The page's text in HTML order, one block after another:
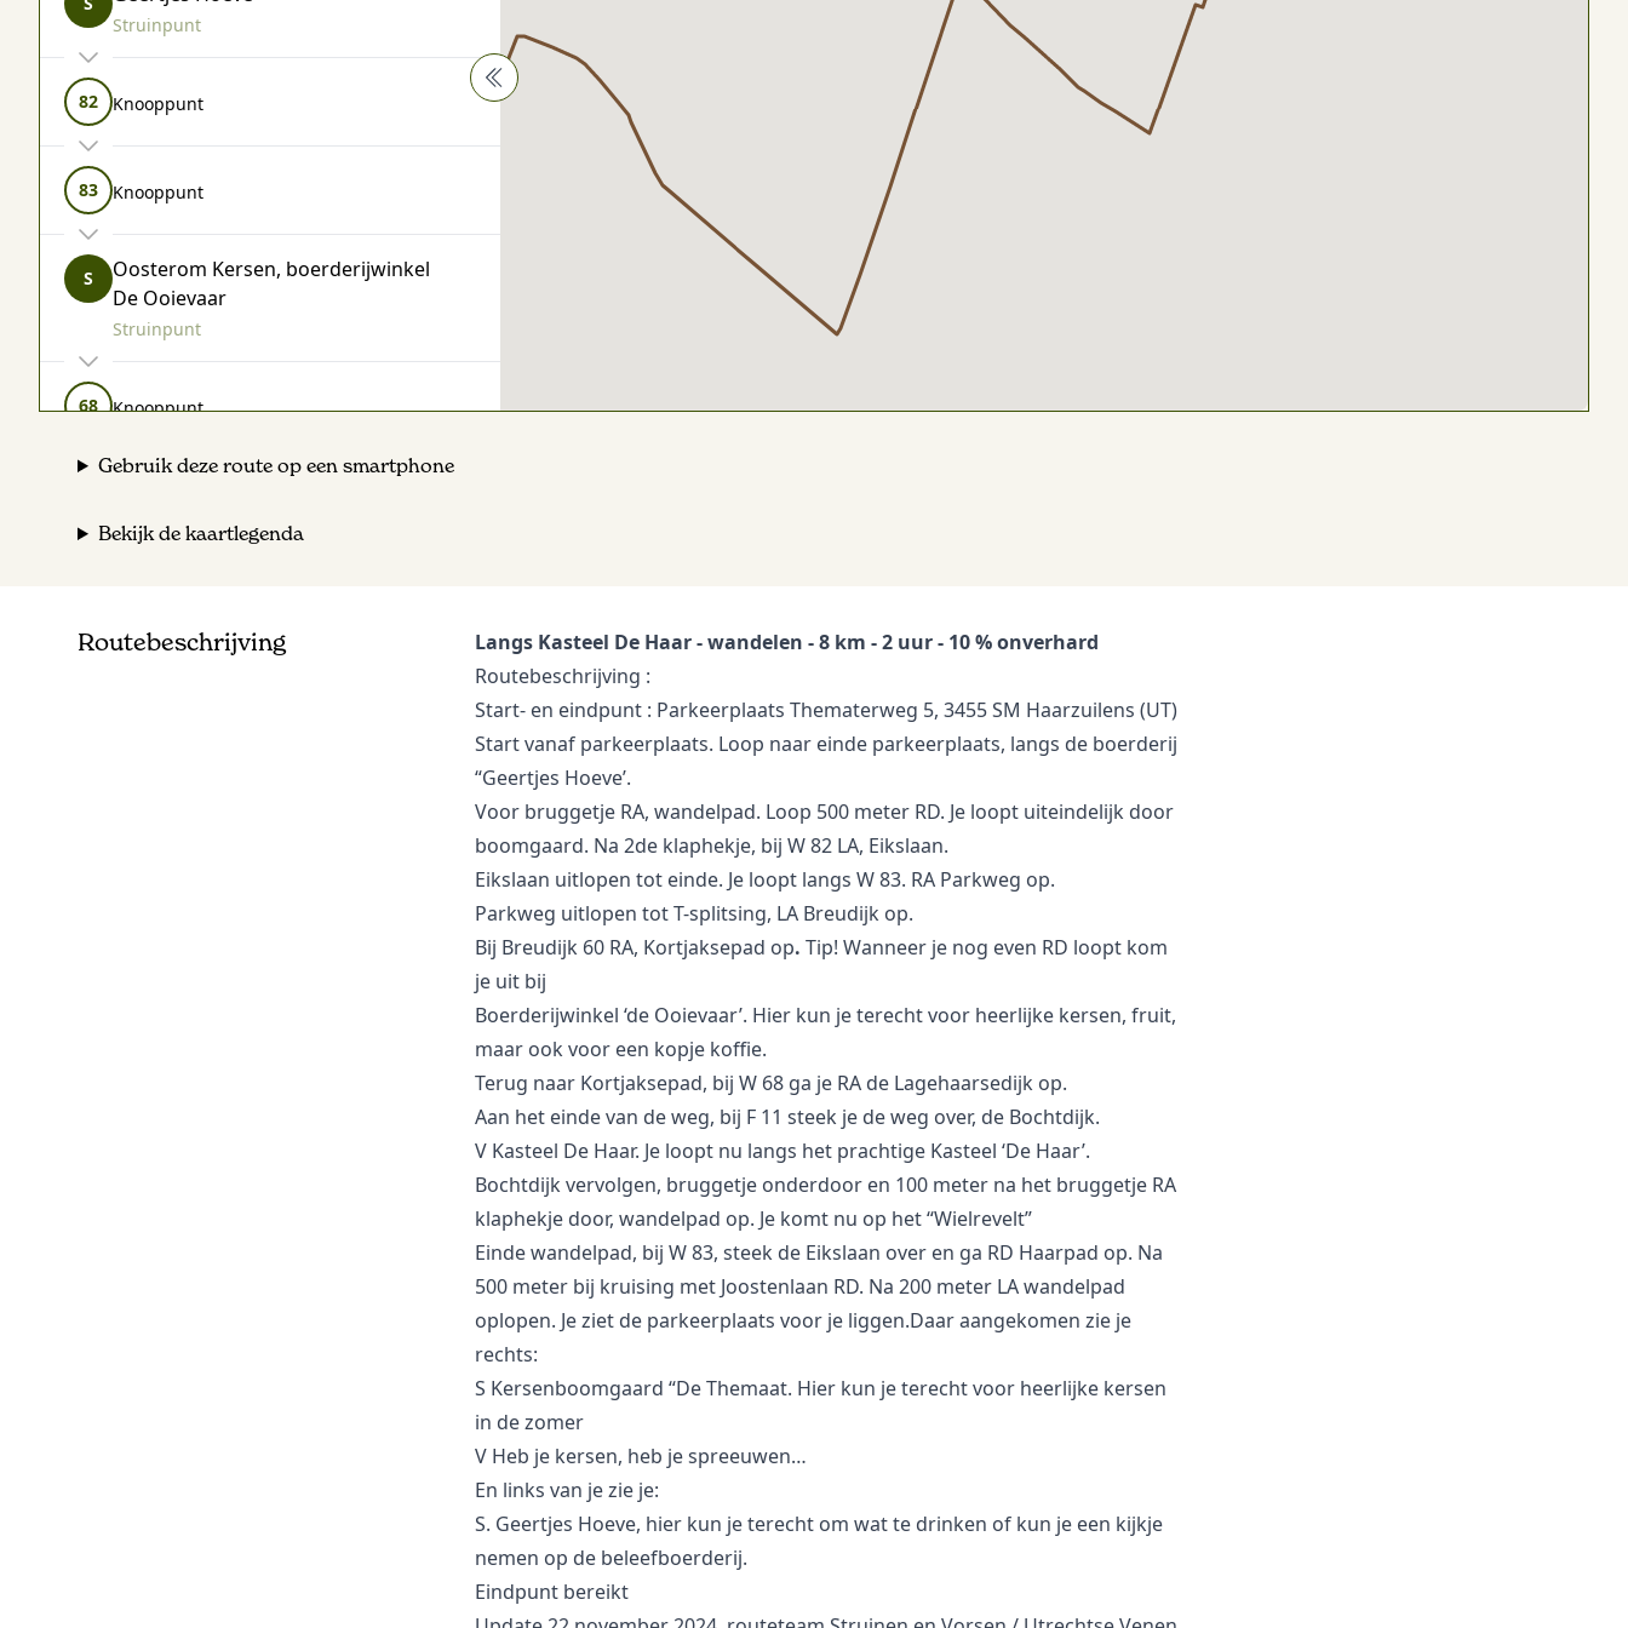
Struinpunt
82 Knooppunt
83 Knooppunt
S
Oosterom Kersen, boerderijwinkel
De Ooievaar
Struinpunt
68 Knooppunt
Heb je kersen, heb je spreeuwen...
Struin-/Vorspunt
Gebruik deze route op een smartphone
Bekijk de kaartlegenda
Routebeschrijving
Langs Kasteel De Haar - wandelen - 8 km - 2 uur - 10 % onverhard
Routebeschrijving :
Start- en eindpunt : Parkeerplaats Thematerweg 5, 3455 SM Haarzuilens (UT)
Start vanaf parkeerplaats. Loop naar einde parkeerplaats, langs de boerderij
“Geertjes Hoeve’.
Voor bruggetje RA, wandelpad. Loop 500 meter RD. Je loopt uiteindelijk door
boomgaard. Na 2de klaphekje, bij W 82 LA, Eikslaan.
Eikslaan uitlopen tot einde. Je loopt langs W 83. RA Parkweg op.
Parkweg uitlopen tot T-splitsing, LA Breudijk op.
Bij Breudijk 60 RA, Kortjaksepad op. Tip! Wanneer je nog even RD loopt kom
je uit bij
Boerderijwinkel ‘de Ooievaar’. Hier kun je terecht voor heerlijke kersen, fruit,
maar ook voor een kopje koffie.
Terug naar Kortjaksepad, bij W 68 ga je RA de Lagehaarsedijk op.
Aan het einde van de weg, bij F 11 steek je de weg over, de Bochtdijk.
V Kasteel De Haar. Je loopt nu langs het prachtige Kasteel ‘De Haar’.
Bochtdijk vervolgen, bruggetje onderdoor en 100 meter na het bruggetje RA
klaphekje door, wandelpad op. Je komt nu op het “Wielrevelt”
Einde wandelpad, bij W 83, steek de Eikslaan over en ga RD Haarpad op. Na
500 meter bij kruising met Joostenlaan RD. Na 200 meter LA wandelpad
oplopen. Je ziet de parkeerplaats voor je liggen.Daar aangekomen zie je
rechts:
S Kersenboomgaard “De Themaat. Hier kun je terecht voor heerlijke kersen
in de zomer
V Heb je kersen, heb je spreeuwen…
En links van je zie je:
S. Geertjes Hoeve, hier kun je terecht om wat te drinken of kun je een kijkje
nemen op de beleefboerderij.
Eindpunt bereikt